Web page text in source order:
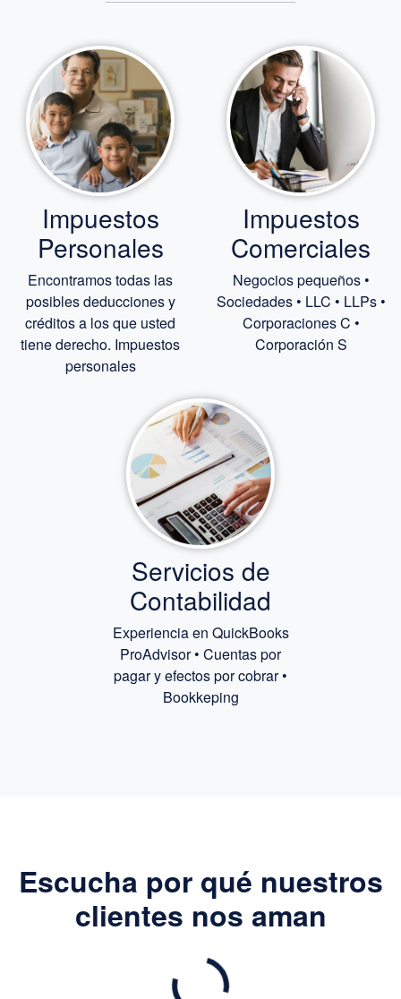
Impuestos
Personales
Encontramos todas las
posibles deducciones y
créditos a los que usted
tiene derecho. Impuestos
personales
Impuestos
Comerciales
Negocios pequeños •
Sociedades • LLC • LLPs •
Corporaciones C •
Corporación S
Servicios de
Contabilidad
Experiencia en QuickBooks
ProAdvisor • Cuentas por
pagar y efectos por cobrar •
Bookkeping
Escucha por qué nuestros
clientes nos aman